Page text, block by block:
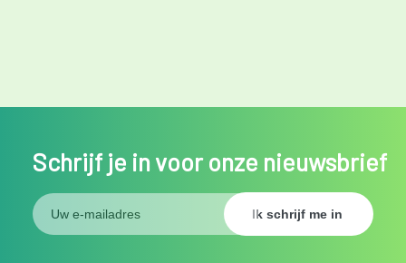
Schrijf je in voor onze nieuwsbrief